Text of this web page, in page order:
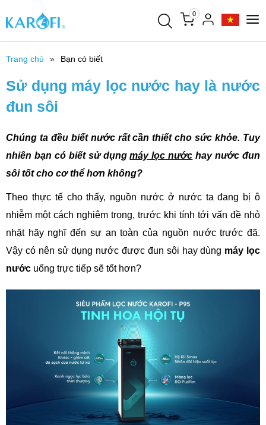
0
Trang chủ Bạn có biết
Sử dụng máy lọc nước hay là nước
đun sôi
Chúng ta đều biết nước rất cần thiết cho sức khỏe. Tuy
nhiên bạn có biết sử dụngmáy lọc nước hay nước đun
sôi tốt cho cơ thể hơn không?
Theo thực tế cho thấy, nguồn nước ở nước ta đang bị ô
nhiễm một cách nghiêm trọng, trước khi tính tới vấn đề nhỏ
nhặt hãy nghĩ đến sự an toàn của nguồn nước trước đã.
Vậy có nên sử dụng nước được đun sôi hay dùng máy lọc
nước uống trực tiếp sẽ tốt hơn?